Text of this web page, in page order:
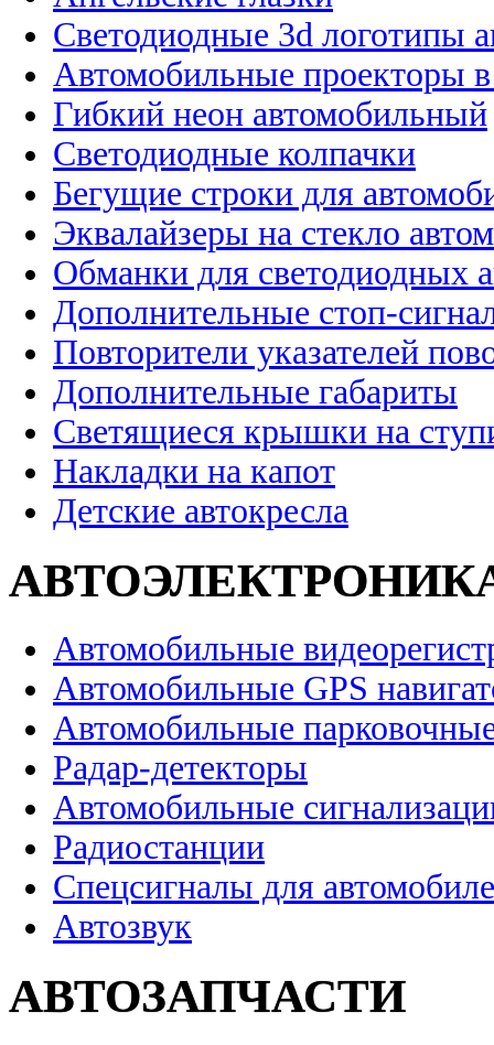
Светодиодные 3d логотипы
Автомобильные проекторы
Гибкий неон автомобильный
Светодиодные колпачки
Бегущие строки для
Эквалайзеры на стекло
Обманки для светодиодных
Дополнительные стоп-
Повторители указателей
Дополнительные габариты
Светящиеся крышки на
Накладки на капот
Детские автокресла
Автомобильные
Автомобильные GPS
Автомобильные
Радар-детекторы
Автомобильные
Радиостанции
Спецсигналы для
Автозвук
АВТОЗАПЧАСТИ